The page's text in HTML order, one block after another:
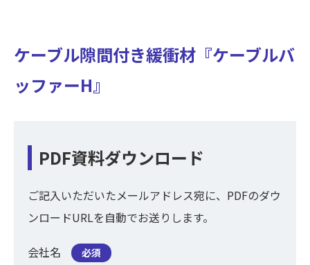
ケーブル隙間付き緩衝材『ケーブルバ
ッファーH』
PDF資料ダウンロード
ご記入いただいたメールアドレス宛に、PDFのダウ
ンロードURLを自動でお送りします。
会社名 必須